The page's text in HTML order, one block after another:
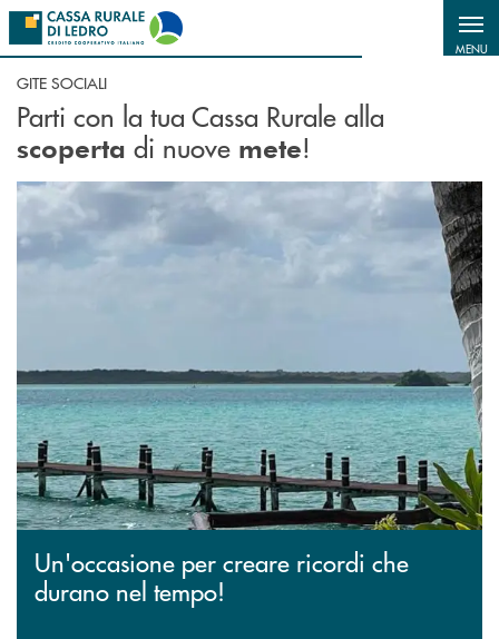
Salta al contenuto principale
MENU
GITE SOCIALI
Parti con la tua Cassa Rurale alla
scoperta di nuove mete!
Un'occasione per creare ricordi che
durano nel tempo!